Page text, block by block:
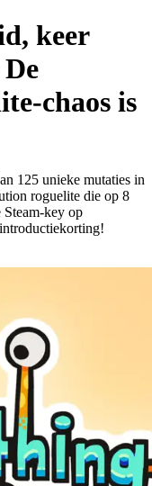
keer
chaos is
125 unieke mutaties in
roguelite die op 8
key op